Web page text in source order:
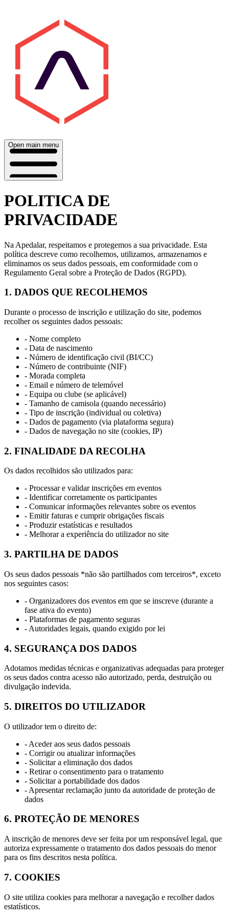
Open main menu
POLITICA DE
PRIVACIDADE
Na Apedalar, respeitamos e protegemos a sua privacidade. Esta
política descreve como recolhemos, utilizamos, armazenamos e
eliminamos os seus dados pessoais, em conformidade com o
Regulamento Geral sobre a Proteção de Dados (RGPD).
1. DADOS QUE RECOLHEMOS
Durante o processo de inscrição e utilização do site, podemos
recolher os seguintes dados pessoais:
- Nome completo
- Data de nascimento
- Número de identificação civil (BI/CC)
- Número de contribuinte (NIF)
- Morada completa
- Email e número de telemóvel
- Equipa ou clube (se aplicável)
- Tamanho de camisola (quando necessário)
- Tipo de inscrição (individual ou coletiva)
- Dados de pagamento (via plataforma segura)
- Dados de navegação no site (cookies, IP)
2. FINALIDADE DA RECOLHA
Os dados recolhidos são utilizados para:
- Processar e validar inscrições em eventos
- Identificar corretamente os participantes
- Comunicar informações relevantes sobre os eventos
- Emitir faturas e cumprir obrigações fiscais
- Produzir estatísticas e resultados
- Melhorar a experiência do utilizador no site
3. PARTILHA DE DADOS
Os seus dados pessoais *não são partilhados com terceiros*, exceto
nos seguintes casos:
- Organizadores dos eventos em que se inscreve (durante a
fase ativa do evento)
- Plataformas de pagamento seguras
- Autoridades legais, quando exigido por lei
4. SEGURANÇA DOS DADOS
Adotamos medidas técnicas e organizativas adequadas para proteger
os seus dados contra acesso não autorizado, perda, destruição ou
divulgação indevida.
5. DIREITOS DO UTILIZADOR
O utilizador tem o direito de:
- Aceder aos seus dados pessoais
- Corrigir ou atualizar informações
- Solicitar a eliminação dos dados
- Retirar o consentimento para o tratamento
- Solicitar a portabilidade dos dados
- Apresentar reclamação junto da autoridade de proteção de
dados
6. PROTEÇÃO DE MENORES
A inscrição de menores deve ser feita por um responsável legal, que
autoriza expressamente o tratamento dos dados pessoais do menor
para os fins descritos nesta política.
7. COOKIES
O site utiliza cookies para melhorar a navegação e recolher dados
estatísticos.